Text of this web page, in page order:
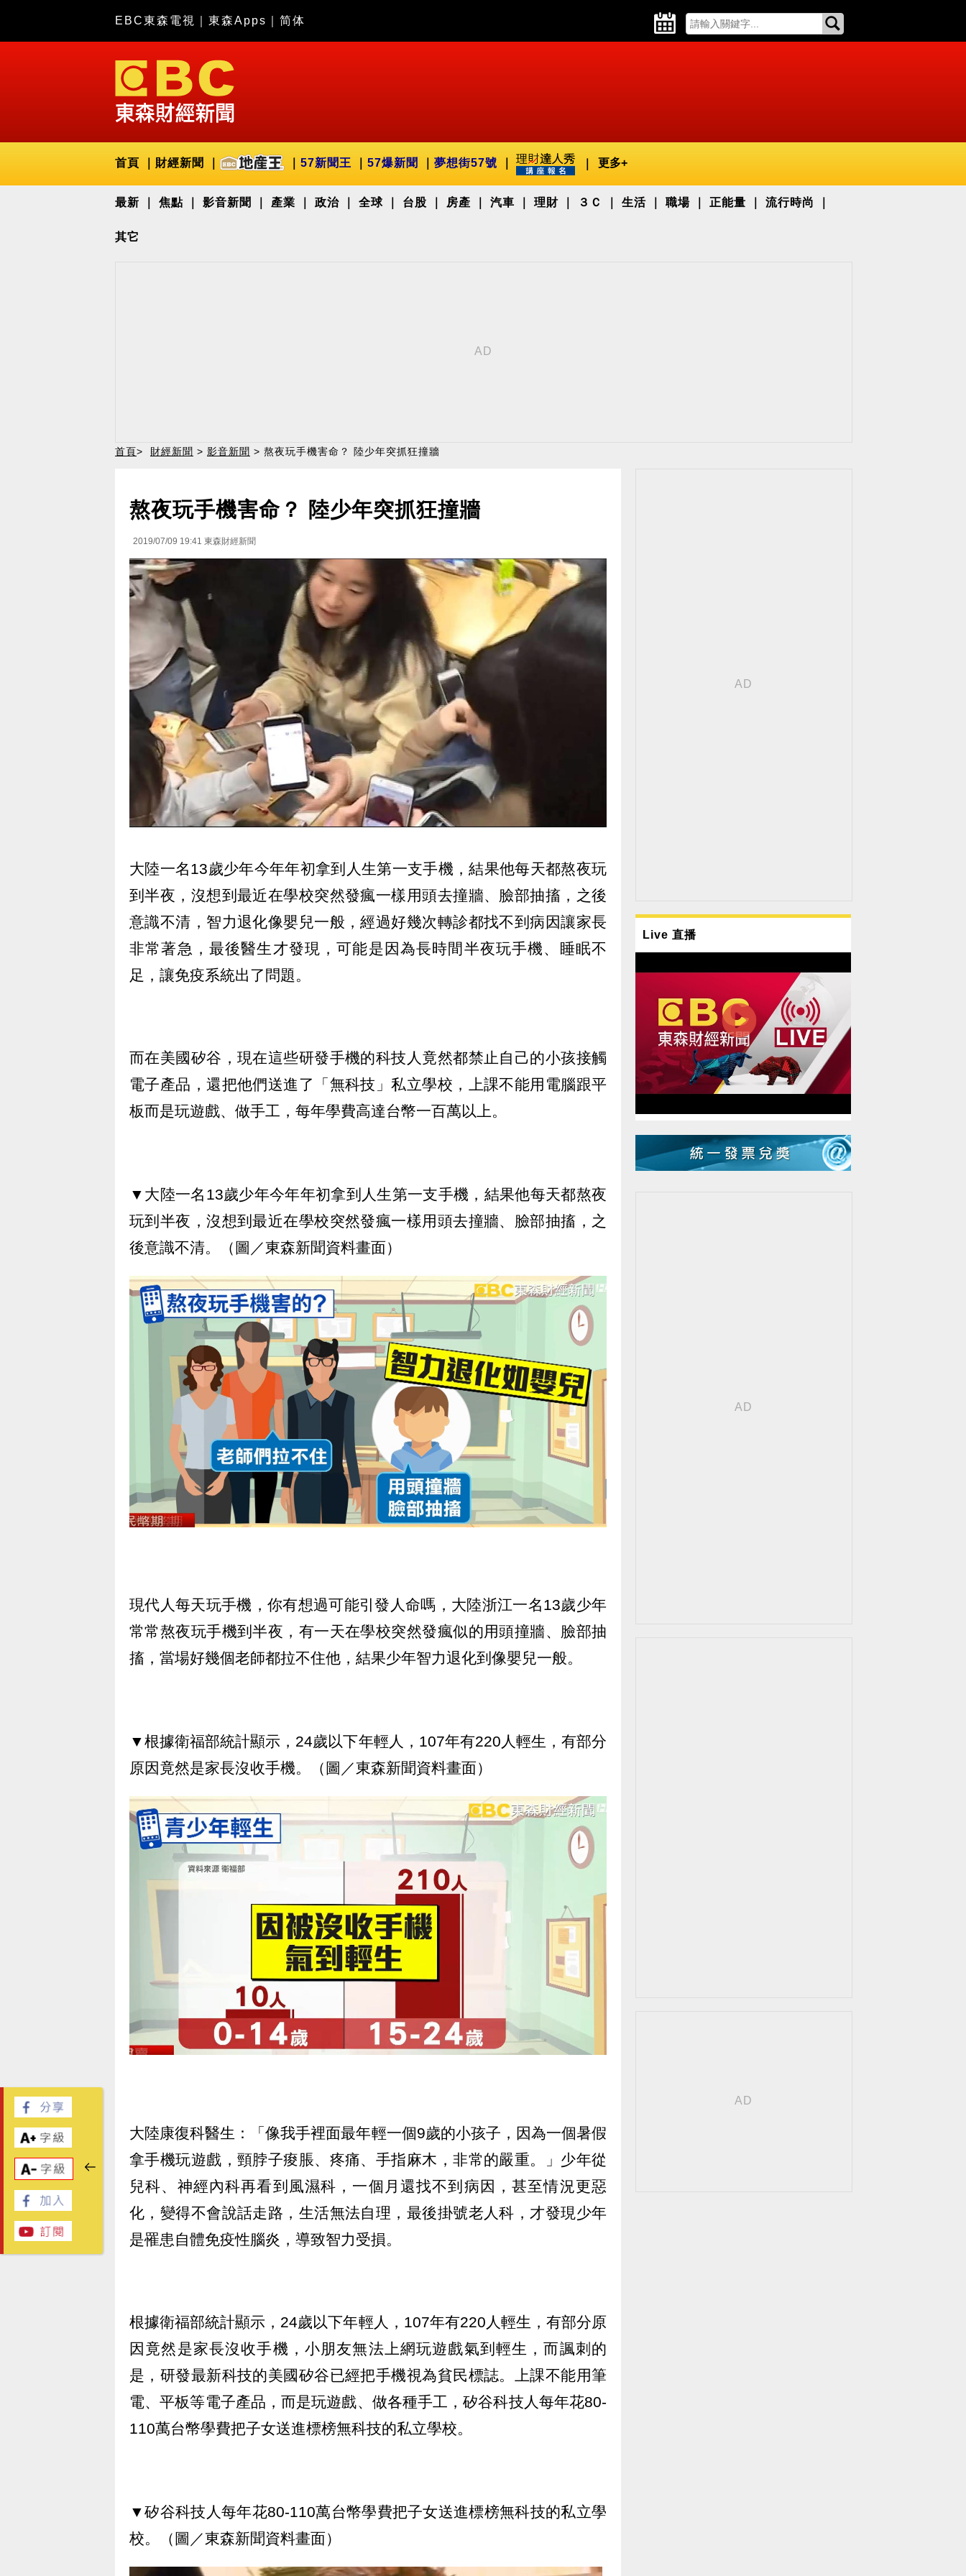
EBC東森電視 東森Apps 简体
首頁 財經新聞 57新聞王 57爆新聞 夢想街57號 更多+
最新 焦點 影音新聞 產業 政治 全球 台股 房產 汽車 理財 ３Ｃ 生活 職場 正能量 流行時尚
其它
首頁> 財經新聞 > 影音新聞 > 熬夜玩手機害命？ 陸少年突抓狂撞牆
熬夜玩手機害命？ 陸少年突抓狂撞牆
2019/07/09 19:41 東森財經新聞
大陸一名13歲少年今年年初拿到人生第一支手機，結果他每天都熬夜玩
到半夜，沒想到最近在學校突然發瘋一樣用頭去撞牆、臉部抽搐，之後
意識不清，智力退化像嬰兒一般，經過好幾次轉診都找不到病因讓家長
非常著急，最後醫生才發現，可能是因為長時間半夜玩手機、睡眠不
足，讓免疫系統出了問題。
而在美國矽谷，現在這些研發手機的科技人竟然都禁止自己的小孩接觸
電子產品，還把他們送進了「無科技」私立學校，上課不能用電腦跟平
板而是玩遊戲、做手工，每年學費高達台幣一百萬以上。
▼大陸一名13歲少年今年年初拿到人生第一支手機，結果他每天都熬夜
玩到半夜，沒想到最近在學校突然發瘋一樣用頭去撞牆、臉部抽搐，之
後意識不清。（圖／東森新聞資料畫面）
現代人每天玩手機，你有想過可能引發人命嗎，大陸浙江一名13歲少年
常常熬夜玩手機到半夜，有一天在學校突然發瘋似的用頭撞牆、臉部抽
搐，當場好幾個老師都拉不住他，結果少年智力退化到像嬰兒一般。
▼根據衛福部統計顯示，24歲以下年輕人，107年有220人輕生，有部分
原因竟然是家長沒收手機。（圖／東森新聞資料畫面）
大陸康復科醫生：「像我手裡面最年輕一個9歲的小孩子，因為一個暑假
拿手機玩遊戲，頸脖子痠脹、疼痛、手指麻木，非常的嚴重。」少年從
兒科、神經內科再看到風濕科，一個月還找不到病因，甚至情況更惡
化，變得不會說話走路，生活無法自理，最後掛號老人科，才發現少年
是罹患自體免疫性腦炎，導致智力受損。
根據衛福部統計顯示，24歲以下年輕人，107年有220人輕生，有部分原
因竟然是家長沒收手機，小朋友無法上網玩遊戲氣到輕生，而諷刺的
是，研發最新科技的美國矽谷已經把手機視為貧民標誌。上課不能用筆
電、平板等電子產品，而是玩遊戲、做各種手工，矽谷科技人每年花80-
110萬台幣學費把子女送進標榜無科技的私立學校。
▼矽谷科技人每年花80-110萬台幣學費把子女送進標榜無科技的私立學
校。（圖／東森新聞資料畫面）
Live 直播